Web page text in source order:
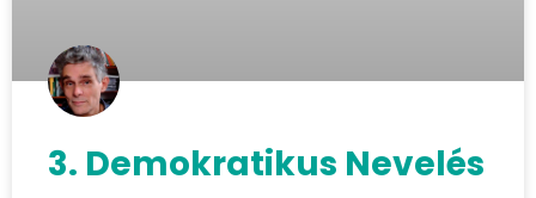
3. Demokratikus Nevelés